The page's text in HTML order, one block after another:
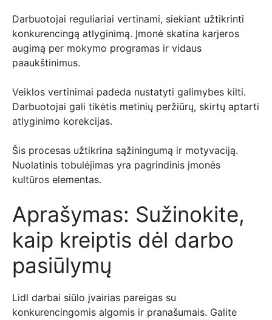
Darbuotojai reguliariai vertinami, siekiant užtikrinti
konkurencingą atlyginimą. Įmonė skatina karjeros
augimą per mokymo programas ir vidaus
paaukštinimus.
Veiklos vertinimai padeda nustatyti galimybes kilti.
Darbuotojai gali tikėtis metinių peržiūrų, skirtų aptarti
atlyginimo korekcijas.
Šis procesas užtikrina sąžiningumą ir motyvaciją.
Nuolatinis tobulėjimas yra pagrindinis įmonės
kultūros elementas.
Aprašymas: Sužinokite,
kaip kreiptis dėl darbo
pasiūlymų
Lidl darbai siūlo įvairias pareigas su
konkurencingomis algomis ir pranašumais. Galite